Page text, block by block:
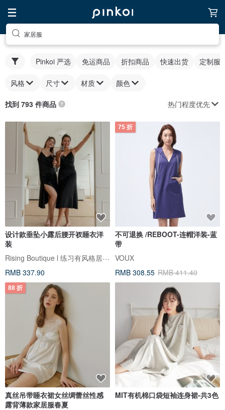
家居服
Pinkoi 严选 免运商品 折扣商品 快速出货 定制服
风格 尺寸 材质 颜色
找到 793 件商品 热门程度优先
设计款垂坠小露后腰开衩睡衣洋
装
Rising Boutique l 练习有风格居家设计
RMB 337.90
75 折
不可退换 /REBOOT-连帽洋装-蓝
带
VOUX
RMB 308.55 RMB 411.40
88 折
真丝吊带睡衣裙女丝绸蕾丝性感
露背薄款家居服春夏
MIT有机棉口袋短袖连身裙-共3色